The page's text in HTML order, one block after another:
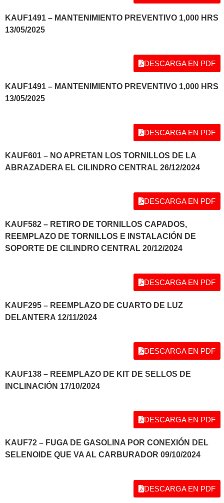
KAUF1491 – MANTENIMIENTO PREVENTIVO 1,000 HRS
13/05/2025
DESCARGA EN PDF
KAUF1491 – MANTENIMIENTO PREVENTIVO 1,000 HRS
13/05/2025
DESCARGA EN PDF
KAUF601 – NO APRETAN LOS TORNILLOS DE LA
ABRAZADERA EL CILINDRO CENTRAL 26/12/2024
DESCARGA EN PDF
KAUF582 – RETIRO DE TORNILLOS CAPADOS,
REEMPLAZO DE TORNILLOS E INSTALACIÓN DE
SOPORTE DE CILINDRO CENTRAL 20/12/2024
DESCARGA EN PDF
KAUF295 – REEMPLAZO DE CUARTO DE LUZ
DELANTERA 12/11/2024
DESCARGA EN PDF
KAUF138 – REEMPLAZO DE KIT DE SELLOS DE
INCLINACIÓN 17/10/2024
DESCARGA EN PDF
KAUF72 – FUGA DE GASOLINA POR CONEXIÓN DEL
SELENOIDE QUE VA AL CARBURADOR 09/10/2024
DESCARGA EN PDF